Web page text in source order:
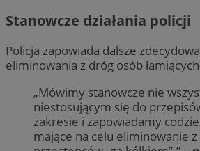
Stanowcze działania policji
Policja zapowiada dalsze
eliminowania z dróg osób
„Mówimy stanowcze nie
niestosującym się do
zakresie i zapowiadamy
mające na celu eliminowanie